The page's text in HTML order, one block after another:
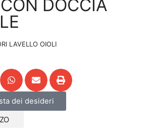
DOCCIA
LAVELLO OIOLI
dei desideri